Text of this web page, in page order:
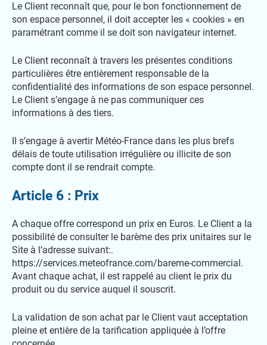
Le Client reconnaît que, pour le bon fonctionnement de
son espace personnel, il doit accepter les « cookies » en
paramétrant comme il se doit son navigateur internet.
Le Client reconnaît à travers les présentes conditions
particulières être entièrement responsable de la
confidentialité des informations de son espace personnel.
Le Client s’engage à ne pas communiquer ces
informations à des tiers.
Il s’engage à avertir Météo-France dans les plus brefs
délais de toute utilisation irrégulière ou illicite de son
compte dont il se rendrait compte.
Article 6 : Prix
A chaque offre correspond un prix en Euros. Le Client a la
possibilité de consulter le barème des prix unitaires sur le
Site à l’adresse suivant:.
https://services.meteofrance.com/bareme-commercial.
Avant chaque achat, il est rappelé au client le prix du
produit ou du service auquel il souscrit.
La validation de son achat par le Client vaut acceptation
pleine et entière de la tarification appliquée à l’offre